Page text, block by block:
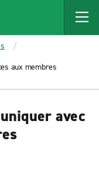
aux membres
avec